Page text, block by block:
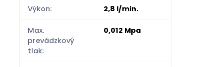
Výkon: 2,8 l/min.
Max.
prevádzkový
tlak:
0,012 Mpa